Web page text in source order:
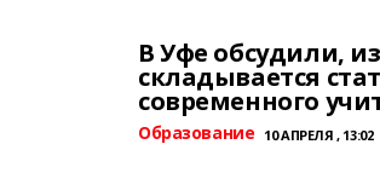
В Уфе обсудили,
складывается
современного
Образование 10 АПРЕЛЯ , 13:02